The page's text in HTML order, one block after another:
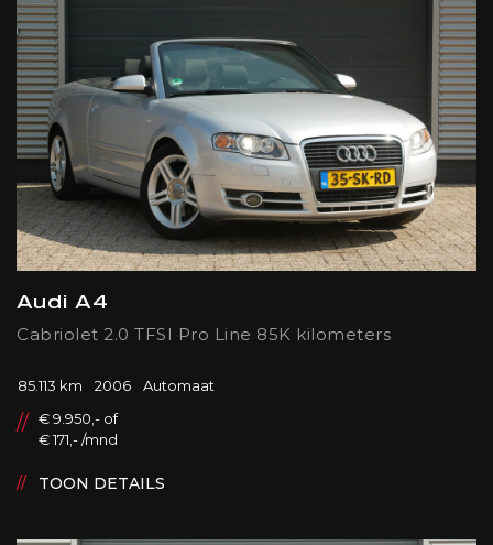
Audi A4
Cabriolet 2.0 TFSI Pro Line 85K kilometers
85.113 km 2006
Automaat
€ 9.950,- of
€ 171,- /mnd
TOON DETAILS